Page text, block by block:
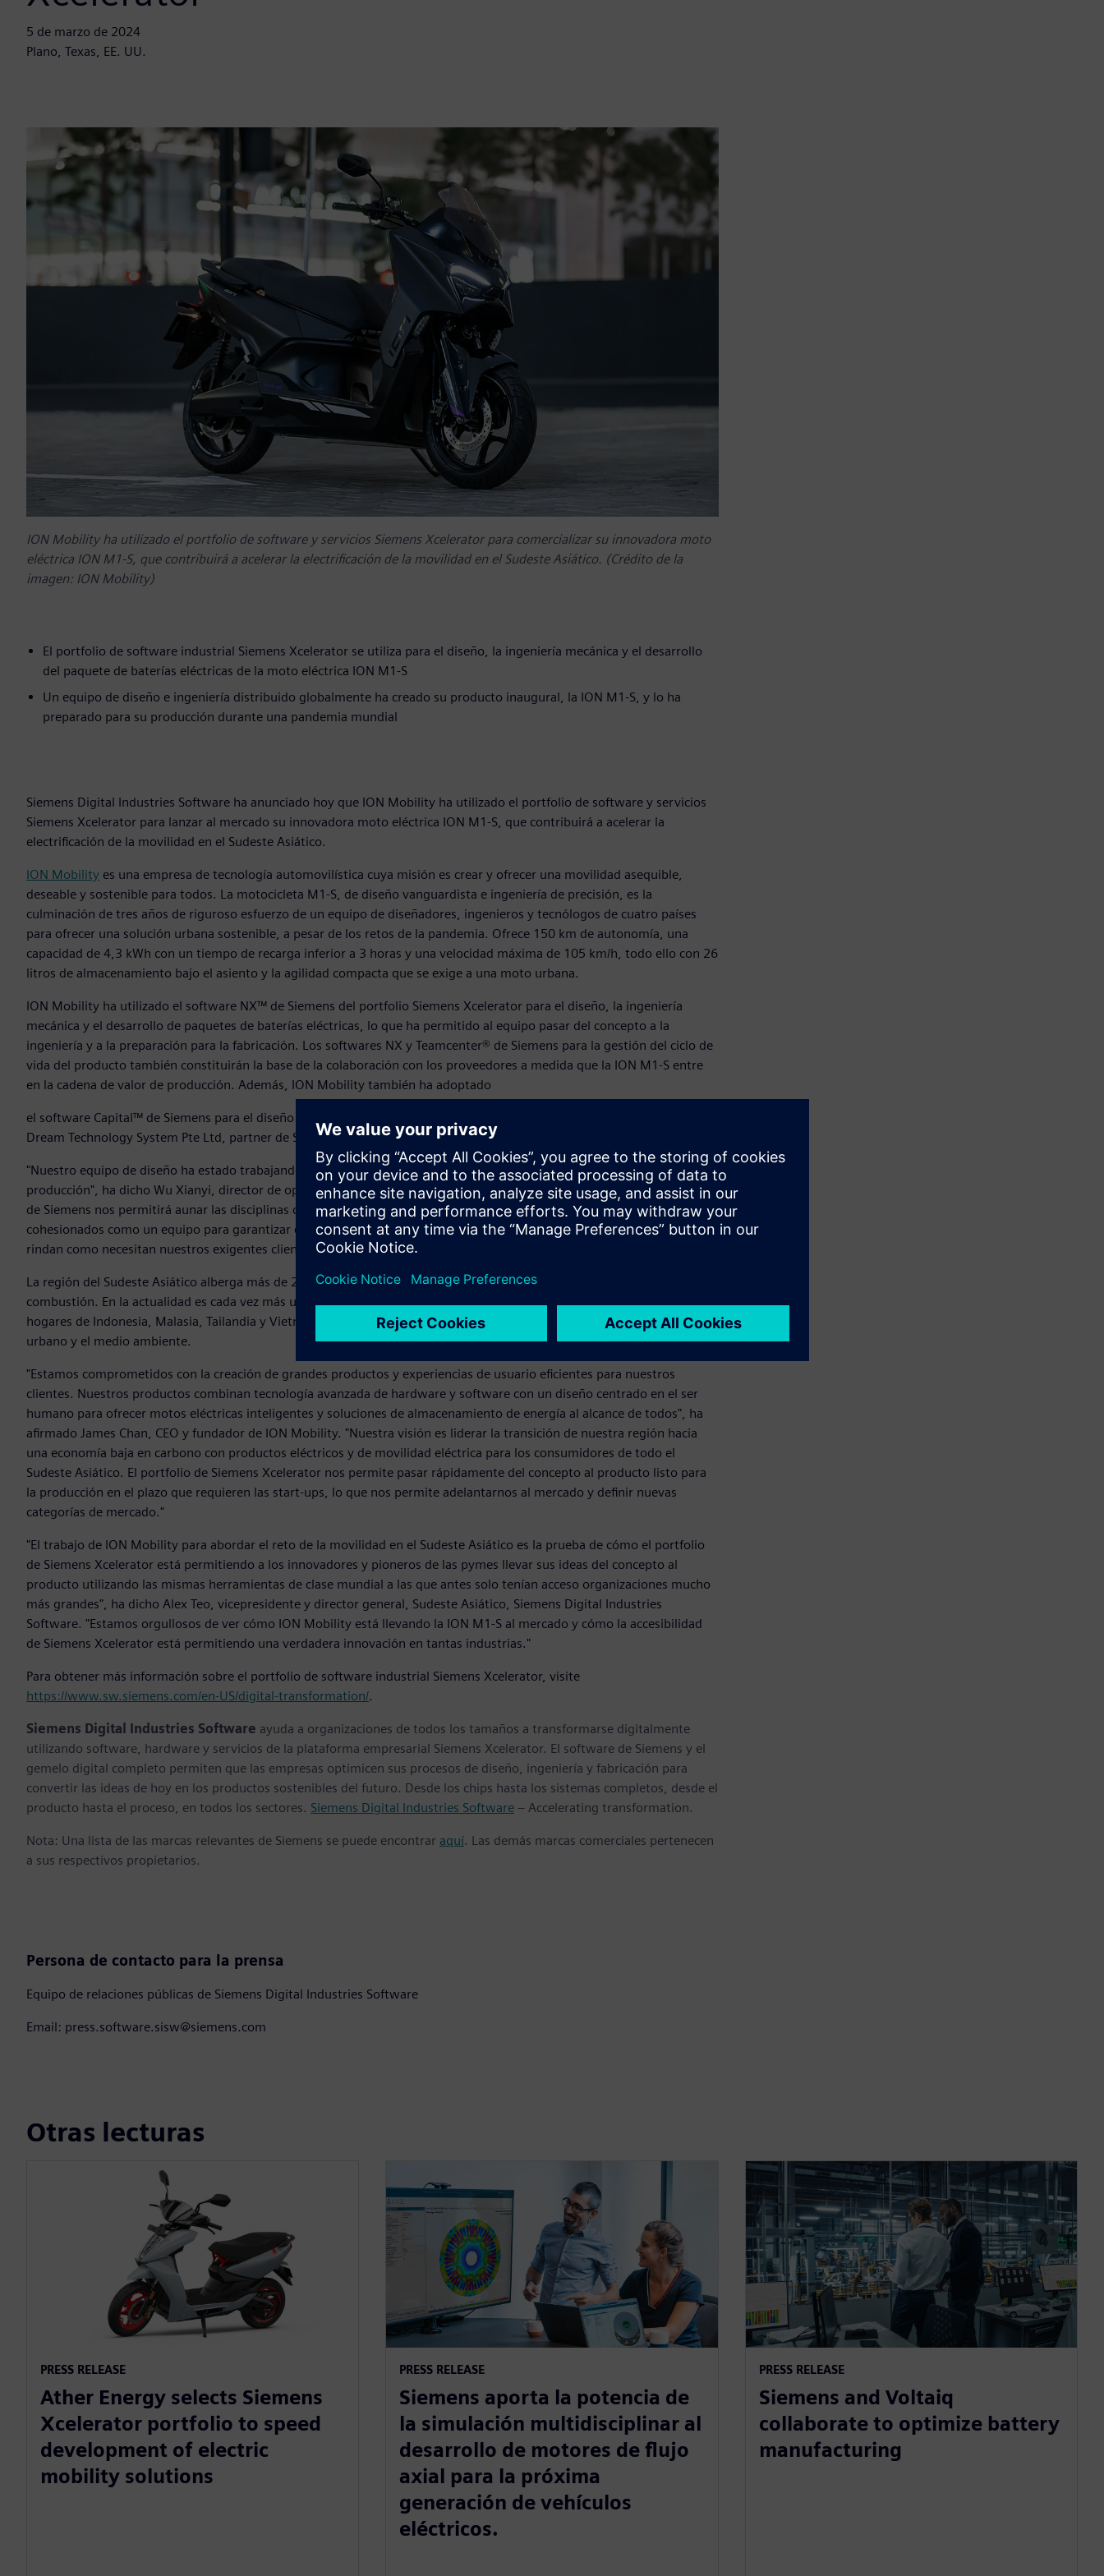
5 de marzo de 2024
Plano, Texas, EE. UU.
ION Mobility ha utilizado el portfolio de software y servicios Siemens Xcelerator para comercializar su innovadora moto
eléctrica ION M1-S, que contribuirá a acelerar la electrificación de la movilidad en el Sudeste Asiático. (Crédito de la
imagen: ION Mobility)
El portfolio de software industrial Siemens Xcelerator se utiliza para el diseño, la ingeniería mecánica y el desarrollo
del paquete de baterías eléctricas de la moto eléctrica ION M1-S
Un equipo de diseño e ingeniería distribuido globalmente ha creado su producto inaugural, la ION M1-S, y lo ha
preparado para su producción durante una pandemia mundial
Siemens Digital Industries Software ha anunciado hoy que ION Mobility ha utilizado el portfolio de software y servicios
Siemens Xcelerator para lanzar al mercado su innovadora moto eléctrica ION M1-S, que contribuirá a acelerar la
electrificación de la movilidad en el Sudeste Asiático.
ION Mobility es una empresa de tecnología automovilística cuya misión es crear y ofrecer una movilidad asequible,
deseable y sostenible para todos. La motocicleta M1-S, de diseño vanguardista e ingeniería de precisión, es la
culminación de tres años de riguroso esfuerzo de un equipo de diseñadores, ingenieros y tecnólogos de cuatro países
para ofrecer una solución urbana sostenible, a pesar de los retos de la pandemia. Ofrece 150 km de autonomía, una
capacidad de 4,3 kWh con un tiempo de recarga inferior a 3 horas y una velocidad máxima de 105 km/h, todo ello con 26
litros de almacenamiento bajo el asiento y la agilidad compacta que se exige a una moto urbana.
ION Mobility ha utilizado el software NX™ de Siemens del portfolio Siemens Xcelerator para el diseño, la ingeniería
mecánica y el desarrollo de paquetes de baterías eléctricas, lo que ha permitido al equipo pasar del concepto a la
ingeniería y a la preparación para la fabricación. Los softwares NX y Teamcenter® de Siemens para la gestión del ciclo de
vida del producto también constituirán la base de la colaboración con los proveedores a medida que la ION M1-S entre
en la cadena de valor de producción. Además, ION Mobility también ha adoptado
el software Capital™ de Siemens para el diseño y la fabricación de mazos de cables. ION Mobility cuenta con el apoyo de
Dream Technology System Pte Ltd, partner de Siemens.
"Nuestro equipo de diseño ha estado trabajando sin descanso y en todo el mundo para tener la M1-S lista para la
producción", ha dicho Wu Xianyi, director de operaciones de ION Mobility. "La combinación de NX, Teamcenter y Capital
de Siemens nos permitirá aunar las disciplinas de diseño, ingeniería mecánica y diseño de mazos de cables y trabajar
cohesionados como un equipo para garantizar que nuestros productos no solo tengan un aspecto asombroso, sino que
rindan como necesitan nuestros exigentes clientes. Todo ello en medio de la pandemia mundial".
La región del Sudeste Asiático alberga más de 200 millones de vehículos de dos ruedas propulsados por motores de
combustión. En la actualidad es cada vez más urgente pasar a las motocicletas eléctricas, ya que más del 80 % de los
hogares de Indonesia, Malasia, Tailandia y Vietnam poseen motocicletas, lo que supone una carga para la calidad del aire
urbano y el medio ambiente.
"Estamos comprometidos con la creación de grandes productos y experiencias de usuario eficientes para nuestros
clientes. Nuestros productos combinan tecnología avanzada de hardware y software con un diseño centrado en el ser
humano para ofrecer motos eléctricas inteligentes y soluciones de almacenamiento de energía al alcance de todos", ha
afirmado James Chan, CEO y fundador de ION Mobility. "Nuestra visión es liderar la transición de nuestra región hacia
una economía baja en carbono con productos eléctricos y de movilidad eléctrica para los consumidores de todo el
Sudeste Asiático. El portfolio de Siemens Xcelerator nos permite pasar rápidamente del concepto al producto listo para
la producción en el plazo que requieren las start-ups, lo que nos permite adelantarnos al mercado y definir nuevas
categorías de mercado."
"El trabajo de ION Mobility para abordar el reto de la movilidad en el Sudeste Asiático es la prueba de cómo el portfolio
de Siemens Xcelerator está permitiendo a los innovadores y pioneros de las pymes llevar sus ideas del concepto al
producto utilizando las mismas herramientas de clase mundial a las que antes solo tenían acceso organizaciones mucho
más grandes", ha dicho Alex Teo, vicepresidente y director general, Sudeste Asiático, Siemens Digital Industries
Software. "Estamos orgullosos de ver cómo ION Mobility está llevando la ION M1-S al mercado y cómo la accesibilidad
de Siemens Xcelerator está permitiendo una verdadera innovación en tantas industrias."
Para obtener más información sobre el portfolio de software industrial Siemens Xcelerator, visite
https://www.sw.siemens.com/en-US/digital-transformation/.
Siemens Digital Industries Software ayuda a organizaciones de todos los tamaños a transformarse digitalmente
utilizando software, hardware y servicios de la plataforma empresarial Siemens Xcelerator. El software de Siemens y el
gemelo digital completo permiten que las empresas optimicen sus procesos de diseño, ingeniería y fabricación para
convertir las ideas de hoy en los productos sostenibles del futuro. Desde los chips hasta los sistemas completos, desde el
producto hasta el proceso, en todos los sectores. Siemens Digital Industries Software – Accelerating transformation.
Nota: Una lista de las marcas relevantes de Siemens se puede encontrar aquí. Las demás marcas comerciales pertenecen
a sus respectivos propietarios.
Persona de contacto para la prensa
Equipo de relaciones públicas de Siemens Digital Industries Software
Email: press.software.sisw@siemens.com
Otras lecturas
PRESS RELEASE
Ather Energy selects Siemens
Xcelerator portfolio to speed
development of electric
mobility solutions
PRESS RELEASE
Siemens aporta la potencia de
la simulación multidisciplinar al
desarrollo de motores de flujo
axial para la próxima
generación de vehículos
eléctricos.
PRESS RELEASE
Siemens and Voltaiq
collaborate to optimize battery
manufacturing